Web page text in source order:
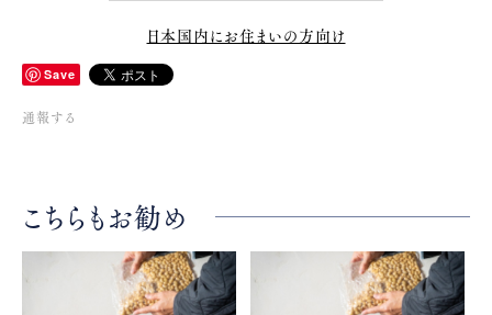
日本国内にお住まいの方向け
Save
通報する
こちらもお勧め